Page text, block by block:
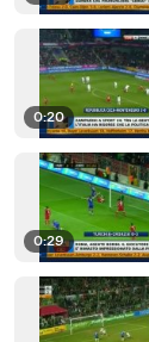
0:20
0:29